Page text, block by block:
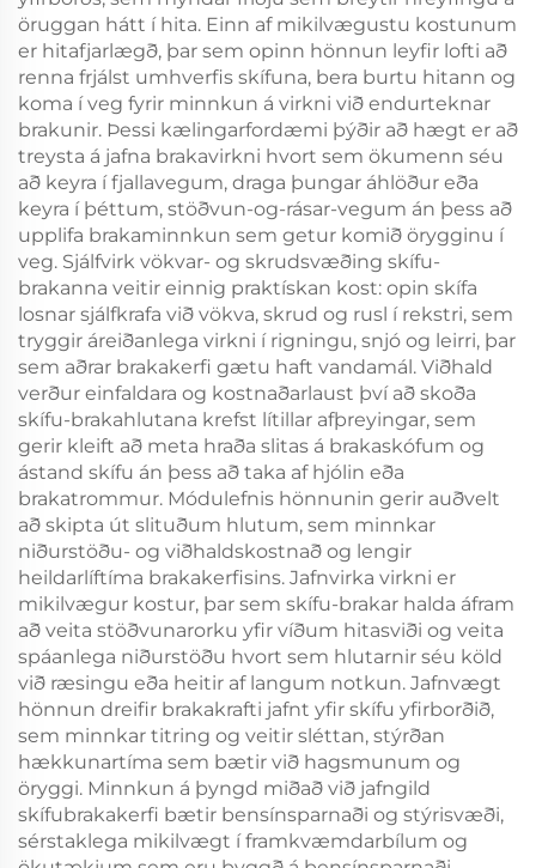
öruggan hátt í hita. Einn af mikilvægustu kostunum
er hitafjarlægð, þar sem opinn hönnun leyfir lofti að
renna frjálst umhverfis skífuna, bera burtu hitann og
koma í veg fyrir minnkun á virkni við endurteknar
brakunir. Þessi kælingarfordæmi þýðir að hægt er að
treysta á jafna brakavirkni hvort sem ökumenn séu
að keyra í fjallavegum, draga þungar áhlöður eða
keyra í þéttum, stöðvun-og-rásar-vegum án þess að
upplifa brakaminnkun sem getur komið örygginu í
veg. Sjálfvirk vökvar- og skrudsvæðing skífu-
brakanna veitir einnig praktískan kost: opin skífa
losnar sjálfkrafa við vökva, skrud og rusl í rekstri, sem
tryggir áreiðanlega virkni í rigningu, snjó og leirri, þar
sem aðrar brakakerfi gætu haft vandamál. Viðhald
verður einfaldara og kostnaðarlaust því að skoða
skífu-brakahlutana krefst lítillar afþreyingar, sem
gerir kleift að meta hraða slitas á brakaskófum og
ástand skífu án þess að taka af hjólin eða
brakatrommur. Módulefnis hönnunin gerir auðvelt
að skipta út slituðum hlutum, sem minnkar
niðurstöðu- og viðhaldskostnað og lengir
heildarlíftíma brakakerfisins. Jafnvirka virkni er
mikilvægur kostur, þar sem skífu-brakar halda áfram
að veita stöðvunarorku yfir víðum hitasviði og veita
spáanlega niðurstöðu hvort sem hlutarnir séu köld
við ræsingu eða heitir af langum notkun. Jafnvægt
hönnun dreifir brakakrafti jafnt yfir skífu yfirborðið,
sem minnkar titring og veitir sléttan, stýrðan
hækkunartíma sem bætir við hagsmunum og
öryggi. Minnkun á þyngd miðað við jafngild
skífubrakakerfi bætir bensínsparnaði og stýrisvæði,
sérstaklega mikilvægt í framkvæmdarbílum og